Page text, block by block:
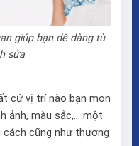
giúp bạn dễ dàng tù
sửa
cứ vị trí nào bạn mon
ảnh, màu sắc,… một
cách cũng như thương